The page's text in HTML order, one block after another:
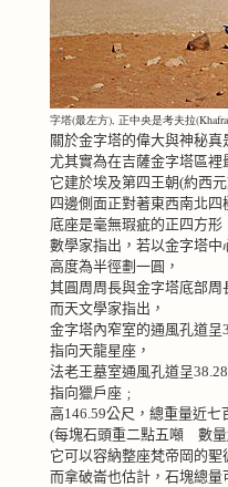
字塔(最左方), 正中央是考夫拉
關於金字塔的偉大與神秘真
尤其實為在吉薩金字塔區
它建於埃及第四王朝(約西
四邊側面正對著東西南北四
底座是毫無瑕疵的正四方形
數學家指出，若以金字塔中
高度為半徑劃一圓，
其圓周周長與金字塔底部周
而天文學家指出，
金字塔內窄室的通風孔道呈
指向天龍星座，
法老王墓室通風孔道呈38.28
指向獵戶座﹔
高146.59公尺，總重量近七
(每塊石頭重二點五噸 數量
它可以容納整座梵帝岡的聖
而拿破崙也估計，石塊總量